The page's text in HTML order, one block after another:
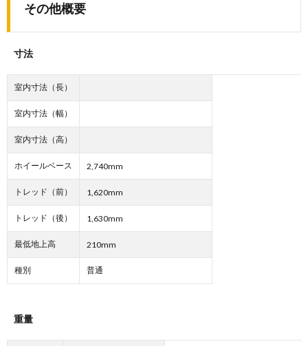
その他概要
寸法
室内寸法（長）
室内寸法（幅）
室内寸法（高）
ホイールベース 2,740mm
トレッド（前） 1,620mm
トレッド（後） 1,630mm
最低地上高 210mm
種別 普通
重量